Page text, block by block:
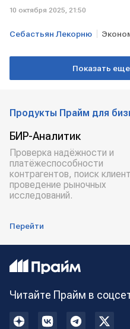
10 октября 2025, 21:50
Себастьян Лекорню
Торги США
Показать
Продукты Прайм для
БИР-Аналитик
Проверка надёжности и
платёжеспособности
контрагентов, поиск
проведение рыночных
исследований.
Перейти
Читайте Прайм в